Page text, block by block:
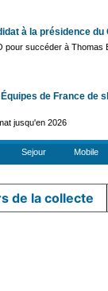
à la présidence du
pour succéder à Thomas
de France de
jusqu'en 2026
Sejour Mobile
de la collecte